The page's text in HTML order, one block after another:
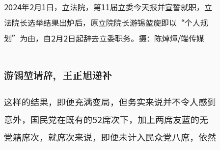
2024年2月1日，立法院，第11届立委今天报并宣誓就职，立
法院长选举结果出炉后，原立院院长游锡堃旋即以“个人规
划”为由，自2月2日起辞去立委职务。摄：陈焯煇/端传媒
游锡堃请辞，王正旭递补
这样的结果，即便充满变局，但务实来说并不令人感到
意外，国民党在既有的52席次下，加上两席友蓝的无
党籍席次，就席次来说，即便未计入民众党八席，依然